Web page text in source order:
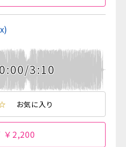
3:10
お気に入り
￥2,200